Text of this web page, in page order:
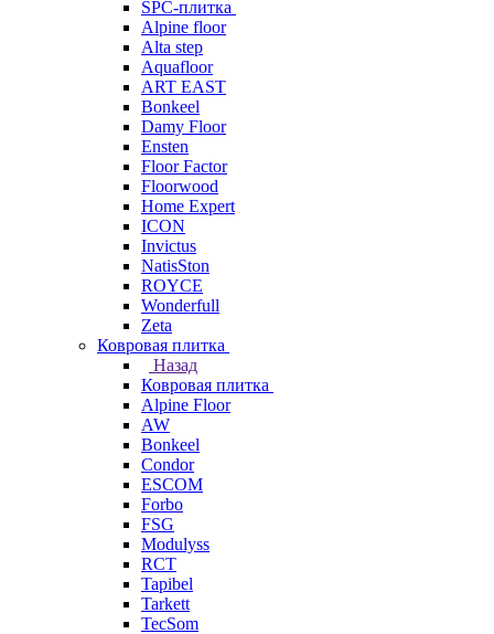
SPC-плитка
Alpine floor
Alta step
Aquafloor
ART EAST
Bonkeel
Damy Floor
Ensten
Floor Factor
Floorwood
Home Expert
ICON
Invictus
NatisSton
ROYCE
Wonderfull
Zeta
Ковровая плитка
Назад
Ковровая плитка
Alpine Floor
AW
Bonkeel
Condor
ESCOM
Forbo
FSG
Modulyss
RCT
Tapibel
Tarkett
TecSom